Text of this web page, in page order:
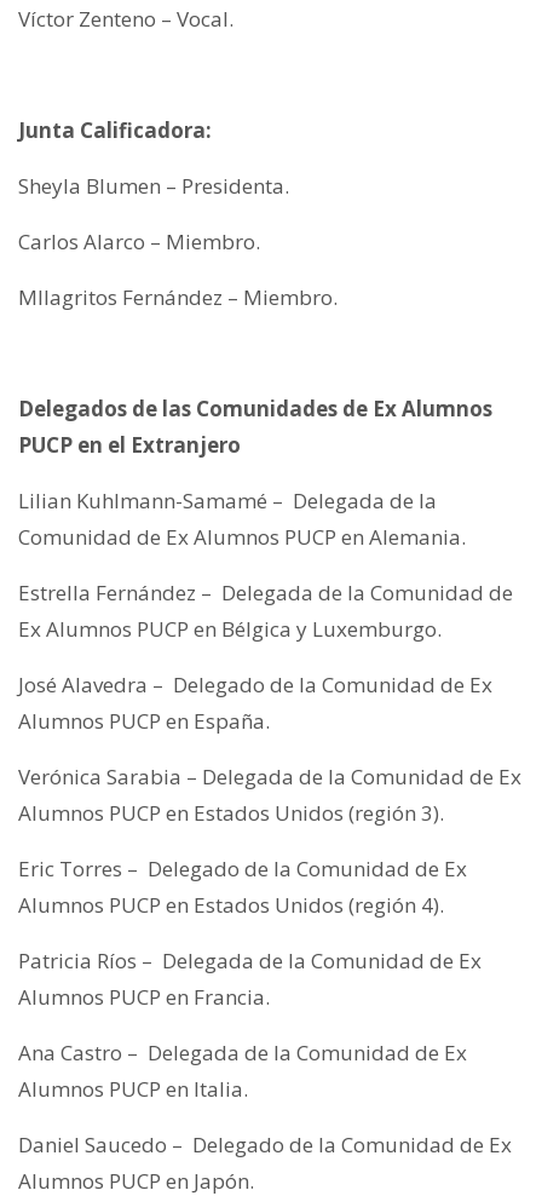
Víctor Zenteno – Vocal.
Junta Calificadora:
Sheyla Blumen – Presidenta.
Carlos Alarco – Miembro.
MIlagritos Fernández – Miembro.
Delegados de las Comunidades de Ex Alumnos
PUCP en el Extranjero
Lilian Kuhlmann-Samamé – Delegada de la
Comunidad de Ex Alumnos PUCP en Alemania.
Estrella Fernández – Delegada de la Comunidad de
Ex Alumnos PUCP en Bélgica y Luxemburgo.
José Alavedra – Delegado de la Comunidad de Ex
Alumnos PUCP en España.
Verónica Sarabia – Delegada de la Comunidad de Ex
Alumnos PUCP en Estados Unidos (región 3).
Eric Torres – Delegado de la Comunidad de Ex
Alumnos PUCP en Estados Unidos (región 4).
Patricia Ríos – Delegada de la Comunidad de Ex
Alumnos PUCP en Francia.
Ana Castro – Delegada de la Comunidad de Ex
Alumnos PUCP en Italia.
Daniel Saucedo – Delegado de la Comunidad de Ex
Alumnos PUCP en Japón.